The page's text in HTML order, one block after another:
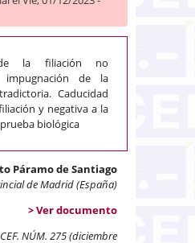
de la filiación no
de la
Caducidad
y negativa a la
biológica
Páramo de Santiago
de Madrid (España)
> Ver documento
CEF. NÚM. 275 (diciembre